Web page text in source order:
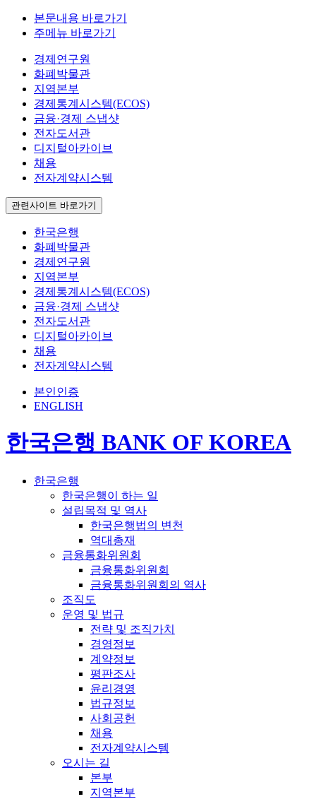
본문내용 바로가기
주메뉴 바로가기
경제연구원
화폐박물관
지역본부
경제통계시스템(ECOS)
금융·경제 스냅샷
전자도서관
디지털아카이브
채용
전자계약시스템
관련사이트 바로가기
한국은행
화폐박물관
경제연구원
지역본부
경제통계시스템(ECOS)
금융·경제 스냅샷
전자도서관
디지털아카이브
채용
전자계약시스템
본인인증
ENGLISH
한국은행 BANK OF KOREA
한국은행
한국은행이 하는 일
설립목적 및 역사
한국은행법의 변천
역대총재
금융통화위원회
금융통화위원회
금융통화위원회의 역사
조직도
운영 및 법규
전략 및 조직가치
경영정보
계약정보
평판조사
윤리경영
법규정보
사회공헌
채용
전자계약시스템
오시는 길
본부
지역본부